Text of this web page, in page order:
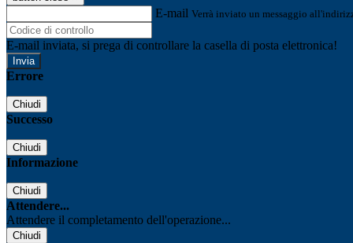
E-mail Verrà inviato un messaggio
E-mail inviata, si prega di controllare la casella di posta elettronica!
Errore
Chiudi
Successo
Chiudi
Informazione
Chiudi
Attendere...
Attendere il completamento dell'operazione...
Chiudi